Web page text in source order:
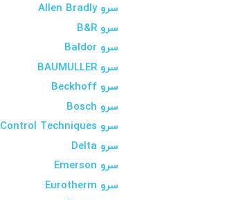
سرو Allen Bradly
سرو B&R
سرو Baldor
سرو BAUMULLER
سرو Beckhoff
سرو Bosch
سرو Control Techniques
سرو Delta
سرو Emerson
سرو Eurotherm